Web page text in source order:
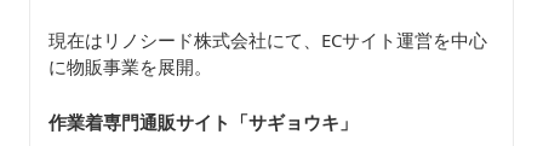
現在はリノシード株式会社にて、ECサイト運営を中心
に物販事業を展開。
作業着専門通販サイト「サギョウキ 」